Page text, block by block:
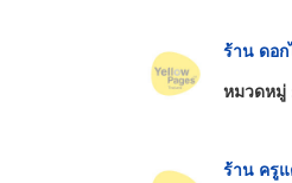
ร้าน ดอก
หมวดหมู่
ร้าน ครู